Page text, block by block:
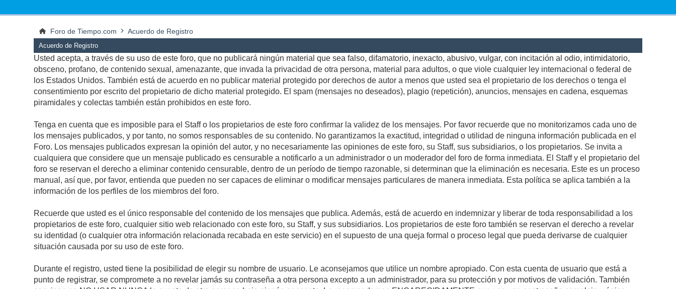
Foro de Tiempo.com Acuerdo de Registro
Acuerdo de Registro
Usted acepta, a través de su uso de este foro, que no publicará ningún material que sea falso, difamatorio, inexacto, abusivo, vulgar, con incitación al odio, intimidatorio,
obsceno, profano, de contenido sexual, amenazante, que invada la privacidad de otra persona, material para adultos, o que viole cualquier ley internacional o federal de
los Estados Unidos. También está de acuerdo en no publicar material protegido por derechos de autor a menos que usted sea el propietario de los derechos o tenga el
consentimiento por escrito del propietario de dicho material protegido. El spam (mensajes no deseados), plagio (repetición), anuncios, mensajes en cadena, esquemas
piramidales y colectas también están prohibidos en este foro.
Tenga en cuenta que es imposible para el Staff o los propietarios de este foro confirmar la validez de los mensajes. Por favor recuerde que no monitorizamos cada uno de
los mensajes publicados, y por tanto, no somos responsables de su contenido. No garantizamos la exactitud, integridad o utilidad de ninguna información publicada en el
Foro. Los mensajes publicados expresan la opinión del autor, y no necesariamente las opiniones de este foro, su Staff, sus subsidiarios, o los propietarios. Se invita a
cualquiera que considere que un mensaje publicado es censurable a notificarlo a un administrador o un moderador del foro de forma inmediata. El Staff y el propietario del
foro se reservan el derecho a eliminar contenido censurable, dentro de un período de tiempo razonable, si determinan que la eliminación es necesaria. Este es un proceso
manual, así que, por favor, entienda que pueden no ser capaces de eliminar o modificar mensajes particulares de manera inmediata. Esta política se aplica también a la
información de los perfiles de los miembros del foro.
Recuerde que usted es el único responsable del contenido de los mensajes que publica. Además, está de acuerdo en indemnizar y liberar de toda responsabilidad a los
propietarios de este foro, cualquier sitio web relacionado con este foro, su Staff, y sus subsidiarios. Los propietarios de este foro también se reservan el derecho a revelar
su identidad (o cualquier otra información relacionada recabada en este servicio) en el supuesto de una queja formal o proceso legal que pueda derivarse de cualquier
situación causada por su uso de este foro.
Durante el registro, usted tiene la posibilidad de elegir su nombre de usuario. Le aconsejamos que utilice un nombre apropiado. Con esta cuenta de usuario que está a
punto de registrar, se compromete a no revelar jamás su contraseña a otra persona excepto a un administrador, para su protección y por motivos de validación. También